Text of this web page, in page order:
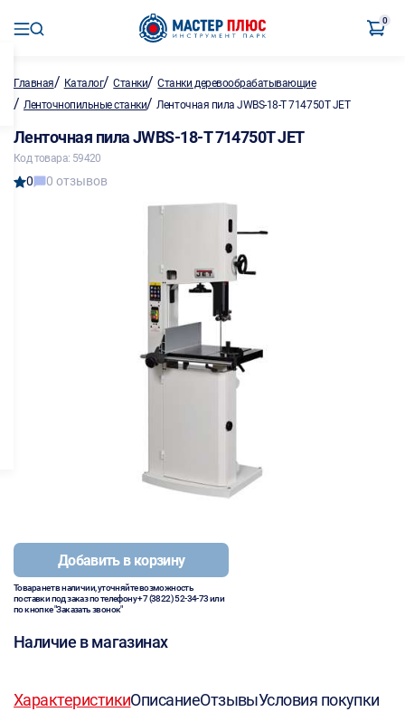
0
Главная/ Каталог/Станки/Станки деревообрабатывающие
/ Ленточнопильные станки/Ленточная пила JWBS-18-T 714750T JET
Ленточная пила JWBS-18-T 714750T JET
Код товара: 59420
0 0 отзывов
Добавить в корзину
Товара нет в наличии, уточняйте возможность
поставки под заказ по телефону+7 (3822) 52-34-73или
по кнопке "Заказать звонок"
Наличие в магазинах
ХарактеристикиОписаниеОтзывыУсловия покупки